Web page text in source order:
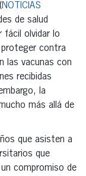
NOTICIAS
de salud
fácil olvidar lo
proteger contra
las vacunas con
recibidas
la
más allá de
que asisten a
que
compromiso de